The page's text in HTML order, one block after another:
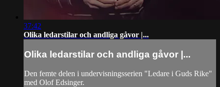
37:42
Olika ledarstilar och andliga gåvor |...
Olika ledarstilar och andliga gåvor |...
Den femte delen i undervisningsserien "Ledare i Guds Rike"
med Olof Edsinger.